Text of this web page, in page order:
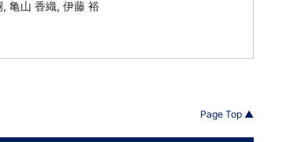
亀山 香織, 伊藤 裕
Page Top ▲